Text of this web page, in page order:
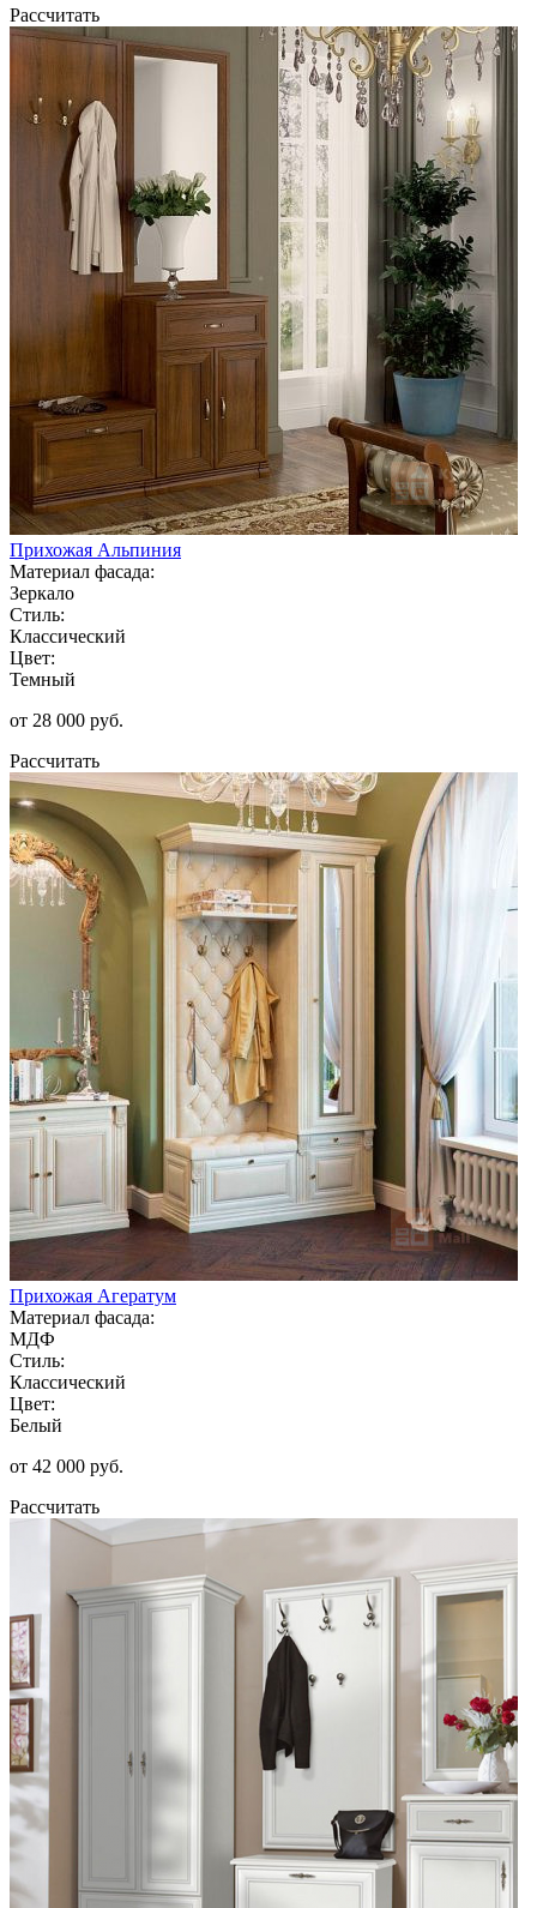
Рассчитать
Прихожая Альпиния
Материал фасада:
Зеркало
Стиль:
Классический
Цвет:
Темный
от 28 000 руб.
Рассчитать
Прихожая Агератум
Материал фасада:
МДФ
Стиль:
Классический
Цвет:
Белый
от 42 000 руб.
Рассчитать